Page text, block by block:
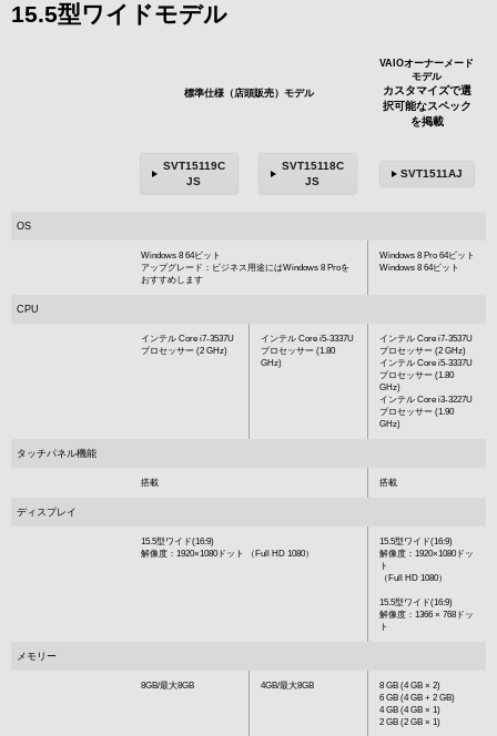
15.5型ワイドモデル
標準仕様（店頭販売）モデル
VAIOオーナーメード
モデル
カスタマイズで選
択可能なスペック
を掲載
SVT15119C
JS
SVT15118C
JS
SVT1511AJ
OS
Windows 8 64ビット
アップグレード：ビジネス用途にはWindows 8 Proを
おすすめします
Windows 8 Pro 64ビット
Windows 8 64ビット
CPU
インテル Core i7-3537U
プロセッサー (2 GHz)
インテル Core i5-3337U
プロセッサー (1.80
GHz)
インテル Core i7-3537U
プロセッサー (2 GHz)
インテル Core i5-3337U
プロセッサー (1.80
GHz)
インテル Core i3-3227U
プロセッサー (1.90
GHz)
タッチパネル機能
搭載 搭載
ディスプレイ
15.5型ワイド(16:9)
解像度：1920×1080ドット （Full HD 1080）
15.5型ワイド(16:9)
解像度：1920×1080ドッ
ト
（Full HD 1080）
15.5型ワイド(16:9)
解像度：1366 × 768ドッ
ト
メモリー
8GB/最大8GB 4GB/最大8GB
8 GB (4 GB × 2)
6 GB (4 GB + 2 GB)
4 GB (4 GB × 1)
2 GB (2 GB × 1)